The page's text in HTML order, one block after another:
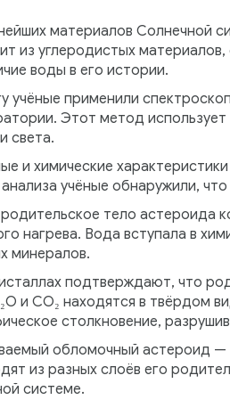
материалов Солнечной
из углеродистых
воды в его истории.
учёные применили
Этот метод
света.
и химические
учёные обнаружили,
тело астероида
нагрева. Вода вступала в
минералов.
подтверждают, что
и CO₂ находятся в твёрдом
столкновение,
обломочный астероид —
из разных слоёв его
системе.